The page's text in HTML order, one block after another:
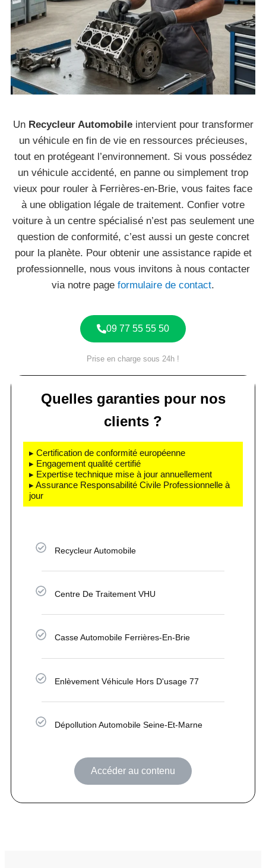
Un Recycleur Automobileintervient pour transformer
un véhicule en fin de vie en ressources précieuses,
tout en protégeant l’environnement. Si vous possédez
un véhicule accidenté, en panne ou simplement trop
vieux pour rouler à Ferrières-en-Brie, vous faites face
à une obligation légale de traitement. Confier votre
voiture à un centre spécialisé n’est pas seulement une
question de conformité, c’est aussi un geste concret
pour la planète. Pour obtenir une assistance rapide et
professionnelle, nous vous invitons à nous contacter
via notre page formulaire de contact.
09 77 55 55 50
Prise en charge sous 24h !
Quelles garanties pour nos
clients ?
▸ Certification de conformité européenne
▸ Engagement qualité certifié
▸ Expertise technique mise à jour annuellement
▸ Assurance Responsabilité Civile Professionnelle à
jour
Recycleur Automobile
Centre De Traitement VHU
Casse Automobile Ferrières-En-Brie
Enlèvement Véhicule Hors D'usage 77
Dépollution Automobile Seine-Et-Marne
Accéder au contenu